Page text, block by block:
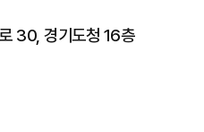
30, 경기도청 16층